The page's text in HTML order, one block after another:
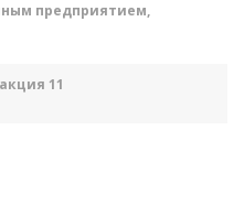
предприятием,
11